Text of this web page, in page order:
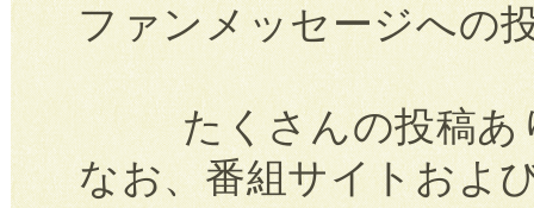
ファンメッセージへの
たくさんの投稿
なお、番組サイトおよ